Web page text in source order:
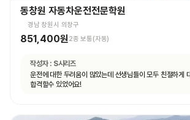
동창원 자동차운전전문학원
경남 창원시 의창구
851,400원 2종 보통(자동)
작성자 : S시리즈
운전에 대한 두려움이 많았는데 선생님들이 모두 친절하게
합격할수 있었어요!